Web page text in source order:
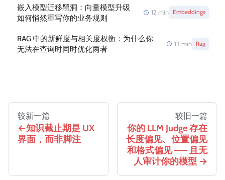
嵌入模型迁移黑洞：向量模型升级
如何悄然重写你的业务规则
12 min Embeddings
RAG 中的新鲜度与相关度权衡：为什么你
无法在查询时同时优化两者
13 min Rag
较新一篇
知识截止期是 UX
界面，而非脚注
较旧一篇
你的 LLM Judge 存在
长度偏见、位置偏见
和格式偏见 —— 且无
人审计你的模型